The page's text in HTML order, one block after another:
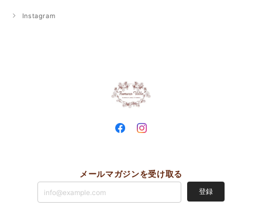
Instagram
メールマガジンを受け取る
登録